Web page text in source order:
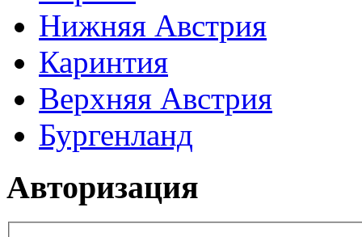
Нижняя Австрия
Каринтия
Верхняя Австрия
Бургенланд
Авторизация